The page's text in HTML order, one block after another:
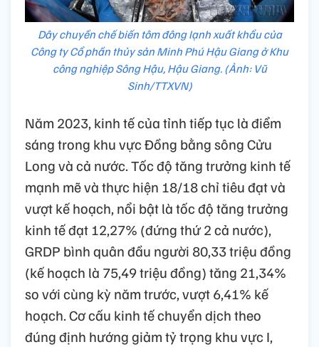
Dây chuyền chế biến tôm đông lạnh xuất khẩu của
Công ty Cổ phần thủy sản Minh Phú Hậu Giang ở Khu
công nghiệp Sông Hậu, Hậu Giang. (Ảnh: Vũ
Sinh/TTXVN)
Năm 2023, kinh tế của tỉnh tiếp tục là điểm
sáng trong khu vực Đồng bằng sông Cửu
Long và cả nước. Tốc độ tăng trưởng kinh tế
mạnh mẽ và thực hiện 18/18 chỉ tiêu đạt và
vượt kế hoạch, nổi bật là tốc độ tăng trưởng
kinh tế đạt 12,27% (đứng thứ 2 cả nước),
GRDP bình quân đầu người 80,33 triệu đồng
(kế hoạch là 75,49 triệu đồng) tăng 21,34%
so với cùng kỳ năm trước, vượt 6,41% kế
hoạch. Cơ cấu kinh tế chuyển dịch theo
đúng định hướng giảm tỷ trọng khu vực I,